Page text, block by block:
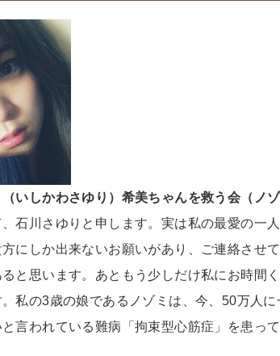
いしかわさゆり）希美ちゃんを救う会（ノ
石川さゆりと申します。実は私の最愛の一
にしか出来ないお願いがあり、ご連絡させ
ると思います。あともう少しだけ私にお時間
私の3歳の娘であるノゾミは、今、50万人
言われている難病「拘束型心筋症」を患って